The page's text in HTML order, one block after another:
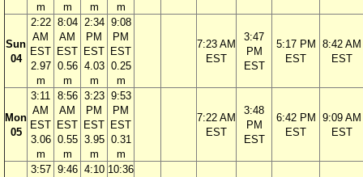
m
m
m
m
Sun
04
2:22
AM
EST
2.97
m
8:04
AM
EST
0.56
m
2:34
PM
EST
4.03
m
9:08
PM
EST
0.25
m
7:23 AM
EST
3:47
PM
EST
5:17 PM
EST
8:42 AM
EST
Mon
05
3:11
AM
EST
3.06
m
8:56
AM
EST
0.55
m
3:23
PM
EST
3.95
m
9:53
PM
EST
0.31
m
7:22 AM
EST
3:48
PM
EST
6:42 PM
EST
9:09 AM
EST
3:57 9:46 4:10 10:36